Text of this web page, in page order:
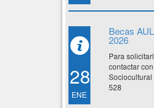
28
ENE
Becas
2026
Para
contactar
528